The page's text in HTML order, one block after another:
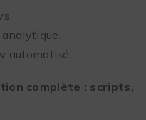
analytique.
automatisé
complète : scripts,